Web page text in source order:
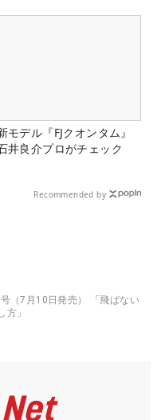
モデル『FJクオンタム』
井良介プロがチェック
Recommended by
（7月10日発売） 「飛ばない
方」